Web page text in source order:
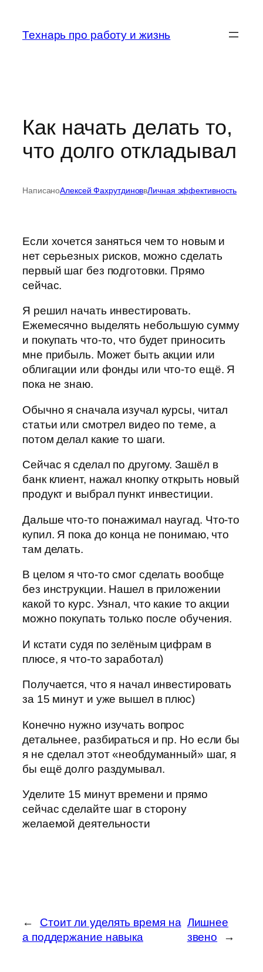
содержимому
Технарь про работу и жизнь
Как начать делать то,
что долго откладывал
НаписаноАлексей ФахрутдиноввЛичная эффективность
Если хочется заняться чем то новым и
нет серьезных рисков, можно сделать
первый шаг без подготовки. Прямо
сейчас.
Я решил начать инвестировать.
Ежемесячно выделять небольшую сумму
и покупать что-то, что будет приносить
мне прибыль. Может быть акции или
облигации или фонды или что-то ещё. Я
пока не знаю.
Обычно я сначала изучал курсы, читал
статьи или смотрел видео по теме, а
потом делал какие то шаги.
Сейчас я сделал по другому. Зашёл в
банк клиент, нажал кнопку открыть новый
продукт и выбрал пункт инвестиции.
Дальше что-то понажимал наугад. Что-то
купил. Я пока до конца не понимаю, что
там делать.
В целом я что-то смог сделать вообще
без инструкции. Нашел в приложении
какой то курс. Узнал, что какие то акции
можно покупать только после обучения.
И кстати судя по зелёным цифрам в
плюсе, я что-то заработал)
Получается, что я начал инвестировать
за 15 минут и уже вышел в плюс)
Конечно нужно изучать вопрос
детальнее, разбираться и пр. Но если бы
я не сделал этот «необдуманный» шаг, я
бы ещё долго раздумывал.
Уделите 15 минут времени и прямо
сейчас сделайте шаг в сторону
желаемой деятельности
←
Стоит ли уделять время на
а поддержание навыка
Лишнее
звено
→